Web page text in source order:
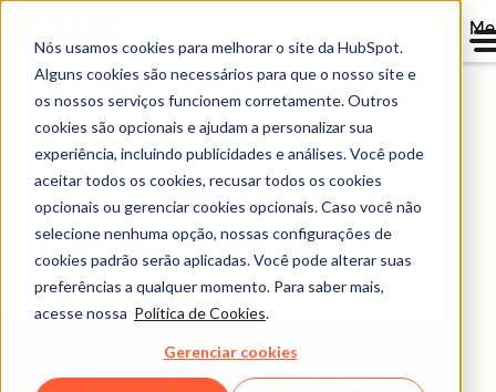
Nós usamos cookies para melhorar o site da HubSpot.
Alguns cookies são necessários para que o nosso site e
os nossos serviços funcionem corretamente. Outros
cookies são opcionais e ajudam a personalizar sua
experiência, incluindo publicidades e análises. Você pode
aceitar todos os cookies, recusar todos os cookies
opcionais ou gerenciar cookies opcionais. Caso você não
selecione nenhuma opção, nossas configurações de
cookies padrão serão aplicadas. Você pode alterar suas
preferências a qualquer momento. Para saber mais,
acesse nossa Política de Cookies.
Gerenciar cookies
Seja parceiro da
HubSpot
Você quer que seus negócios cresçam mais rápido.
Crescimento é o nosso negócio. Explore nossos
programas de parceiros, encontre o ideal para você e
comece a crescer melhor junto com a HubSpot.
Primeiros passos